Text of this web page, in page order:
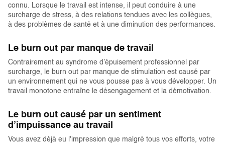
connu. Lorsque le travail est intense, il peut conduire à une
surcharge de stress, à des relations tendues avec les collègues,
à des problèmes de santé et à une diminution des performances.
Le burn out par manque de travail
Contrairement au syndrome d’épuisement professionnel par
surcharge, le burn out par manque de stimulation est causé par
un environnement qui ne vous pousse pas à vous développer. Un
travail monotone entraîne le désengagement et la démotivation.
Le burn out causé par un sentiment
d’impuissance au travail
Vous avez déjà eu l'impression que malgré tous vos efforts, votre